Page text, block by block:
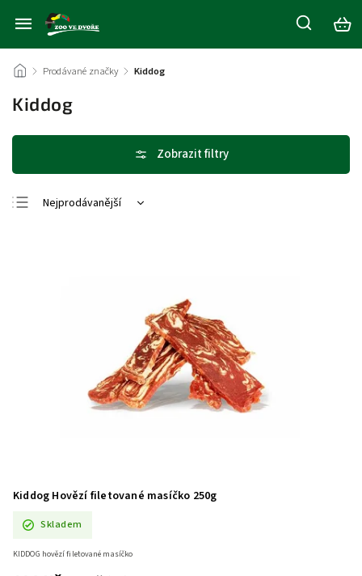
/ Prodávané značky / Kiddog
Kiddog
Nejprodávanější
Kiddog Hovězí filetované masíčko 250g
Skladem
KIDDOG hovězí filetované masíčko